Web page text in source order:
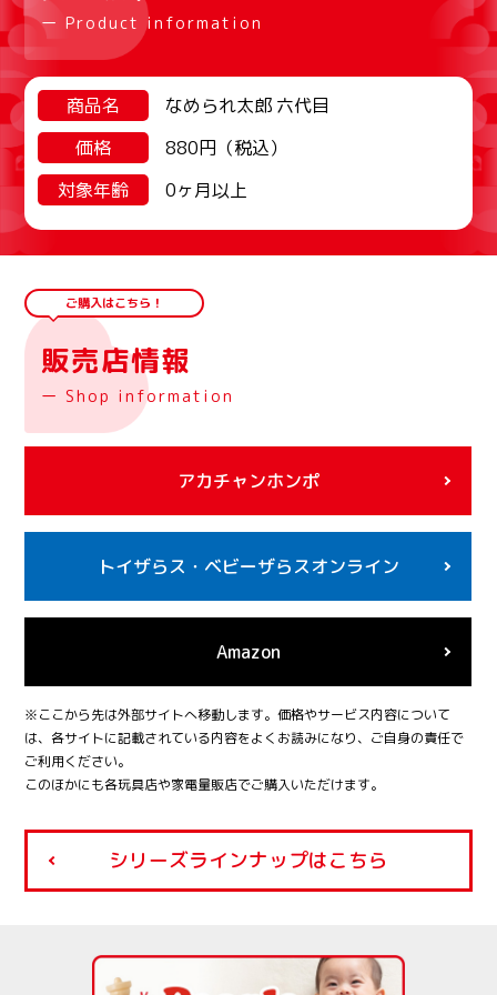
ー Product information
商品名
なめられ太郎 六代目
価格
880円（税込）
対象年齢
0ヶ月以上
ご購入はこちら！
販売店情報
ー Shop information
アカチャンホンポ
トイザらス・ ベビーザらスオンライン
Amazon
※ここから先は外部サイトへ移動します。価格やサービス内容について
は、各サイトに記載されている内容をよくお読みになり、ご自身の責任で
ご利用ください。
このほかにも各玩具店や家電量販店でご購入いただけます。
シリーズラインナップはこちら